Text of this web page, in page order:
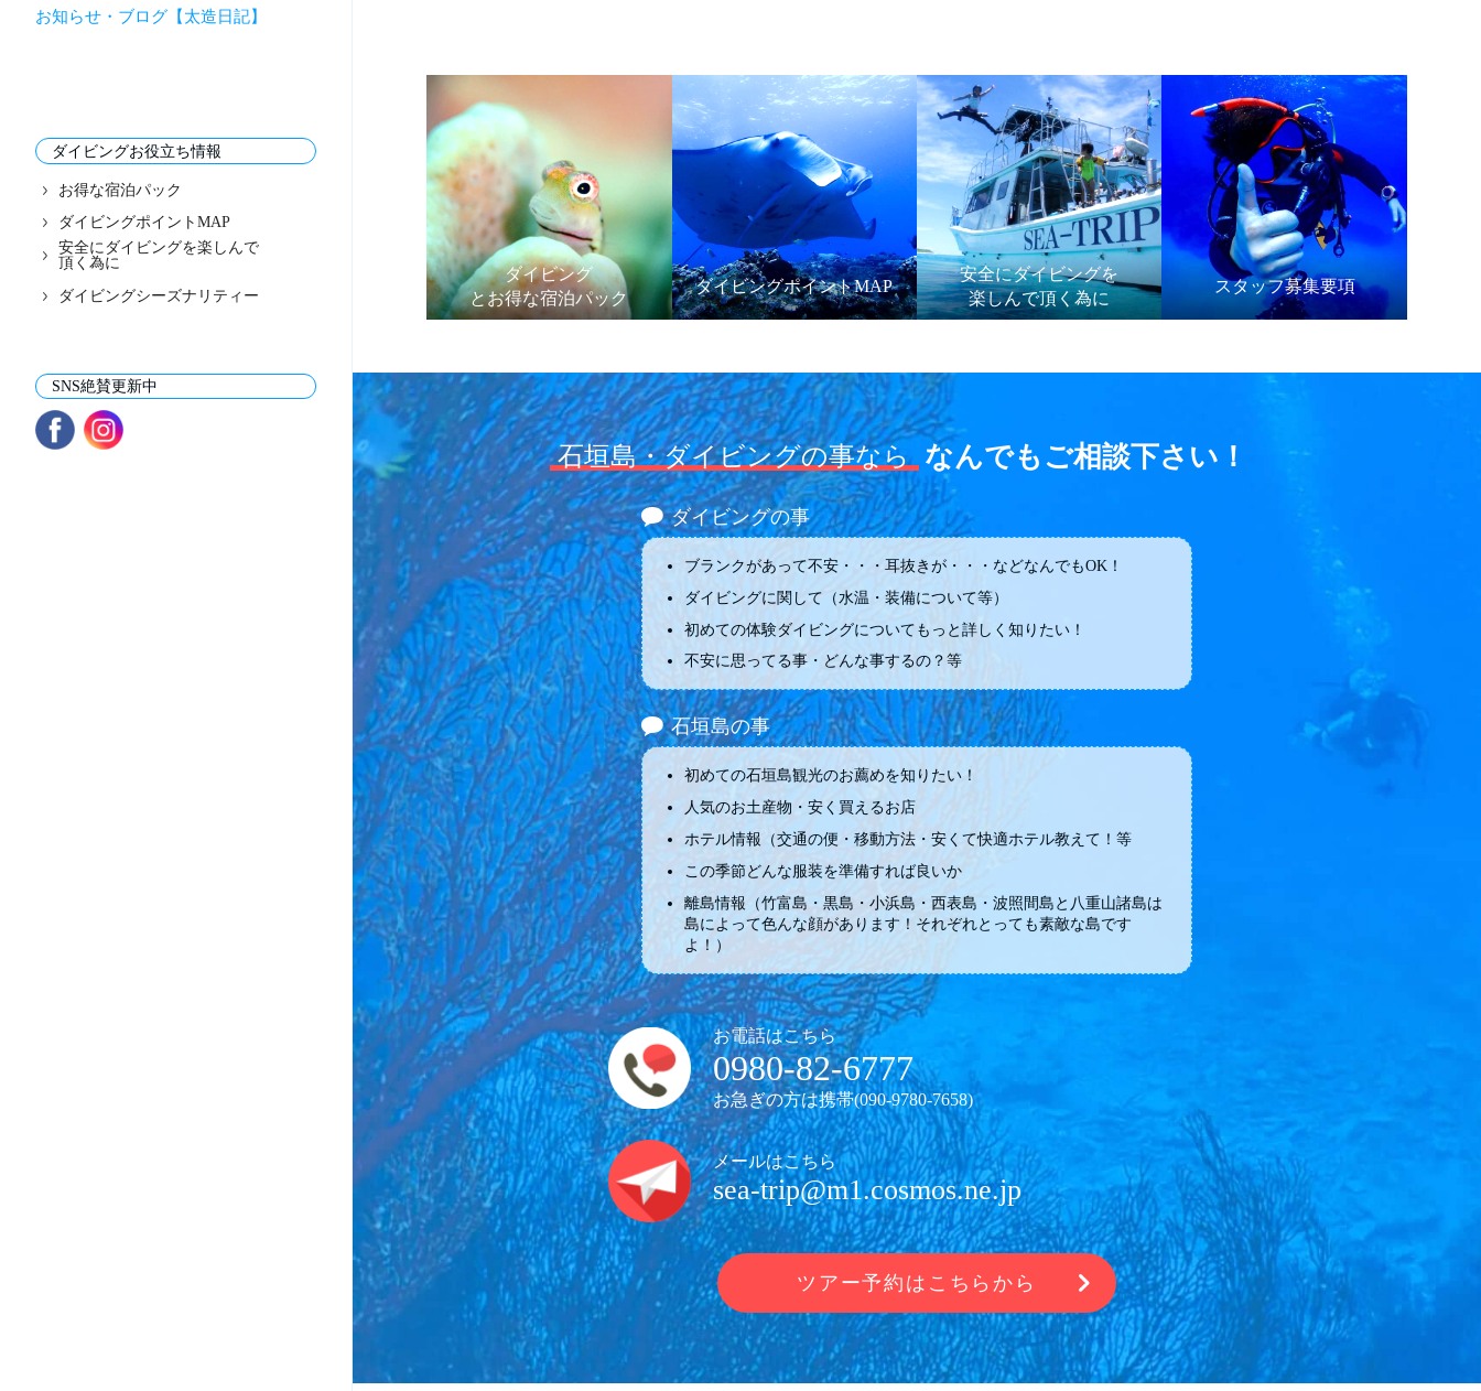
お知らせ・ブログ【太造日記】
ダイビングお役立ち情報
お得な宿泊パック
ダイビングポイントMAP
安全にダイビングを楽しんで
頂く為に
ダイビングシーズナリティー
SNS絶賛更新中
ダイビング
とお得な宿泊パック
ダイビングポイントMAP
安全にダイビングを
楽しんで頂く為に
スタッフ募集要項
石垣島・ダイビングの事なら なんでもご相談下さい！
ダイビングの事
ブランクがあって不安・・・耳抜きが・・・などなんでもOK！
ダイビングに関して（水温・装備について等）
初めての体験ダイビングについてもっと詳しく知りたい！
不安に思ってる事・どんな事するの？等
石垣島の事
初めての石垣島観光のお薦めを知りたい！
人気のお土産物・安く買えるお店
ホテル情報（交通の便・移動方法・安くて快適ホテル教えて！等
この季節どんな服装を準備すれば良いか
離島情報（竹富島・黒島・小浜島・西表島・波照間島と八重山諸島は
島によって色んな顔があります！それぞれとっても素敵な島です
よ！）
お電話はこちら
0980-82-6777
お急ぎの方は携帯(090-9780-7658)
メールはこちら
sea-trip@m1.cosmos.ne.jp
ツアー予約はこちらから